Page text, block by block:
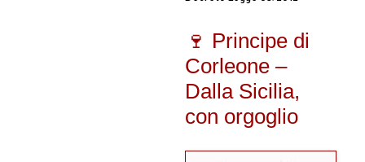
🍷 Principe di
Corleone –
Dalla Sicilia,
con orgoglio